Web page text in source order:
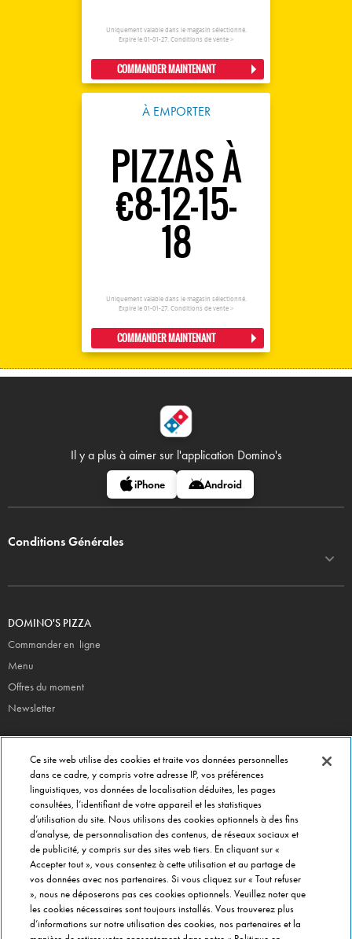
Uniquement valable dans le magasin sélectionné.
Expire le 01-01-27. Conditions de vente >
COMMANDER MAINTENANT
À EMPORTER
PIZZAS À
€8-12-15-
18
Uniquement valable dans le magasin sélectionné.
Expire le 01-01-27. Conditions de vente >
COMMANDER MAINTENANT
Il y a plus à aimer sur l'application Domino's
iPhone Android
Conditions Générales
DOMINO'S PIZZA
Commander en ligne
Menu
Offres du moment
Newsletter
Siège Social
Info magasins
Formulaire de Contact
Gérer vos préférences
INFO FRANCHISÉ
Franchise Domino's
Critères de Sélection
Ce site web utilise des cookies et traite vos données personnelles
dans ce cadre, y compris votre adresse IP, vos préférences
linguistiques, vos données de localisation déduites, les pages
consultées, l’identifiant de votre appareil et les statistiques
d’utilisation du site. Nous utilisons des cookies optionnels à des fins
d’analyse, de personnalisation des contenus, de réseaux sociaux et
de publicité, y compris sur des sites web tiers. En cliquant sur «
Accepter tout », vous consentez à cette utilisation et au partage de
vos données avec nos partenaires. Si vous cliquez sur « Tout refuser
», nous ne déposerons pas ces cookies optionnels. Veuillez noter que
les cookies nécessaires sont toujours installés. Vous trouverez plus
d’informations sur notre utilisation des cookies, nos partenaires et la